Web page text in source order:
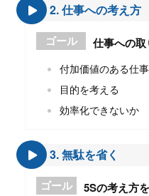
2. 仕事への考え方
ゴール 仕事への
付加価値のある仕
目的を考える
効率化できないか
3. 無駄を省く
ゴール
5Sの考え方